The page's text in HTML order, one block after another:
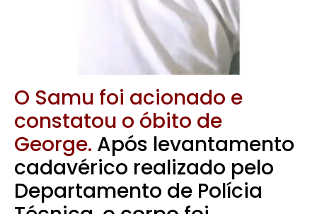
O Samu foi acionado e
constatou o óbito de
George. Após levantamento
cadavérico realizado pelo
Departamento de Polícia